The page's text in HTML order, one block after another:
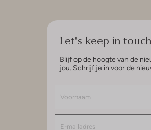
Let's keep in
Blijf op de hoogte van de
jou. Schrijf je in voor de